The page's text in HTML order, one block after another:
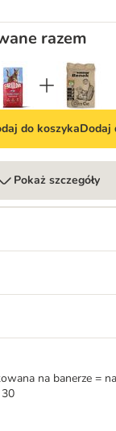
razem
do koszykaDodaj
Pokaż szczegóły
na banerze =